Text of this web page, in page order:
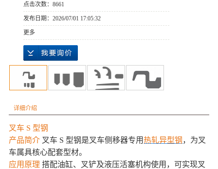
点击次数：8661
发布日期：2026/07/01 17:05:32
更多
详细介绍
叉车 S 型钢
产品简介 叉车 S 型钢是叉车侧移器专用热轧异型钢 ，为叉
车属具核心配套型材。
应用原理 搭配油缸、叉铲及液压活塞机构使用，可实现叉